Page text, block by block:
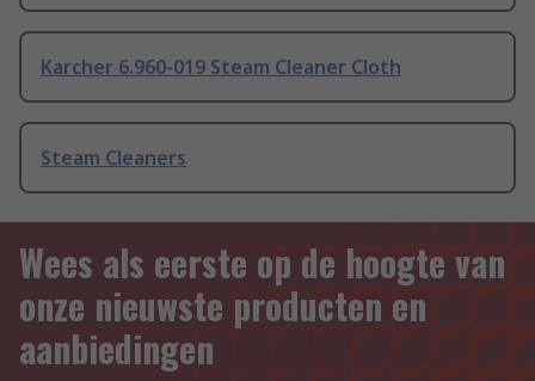
Karcher 6.960-019 Steam Cleaner Cloth
Steam Cleaners
Wees als eerste op de hoogte van
onze nieuwste producten en
aanbiedingen